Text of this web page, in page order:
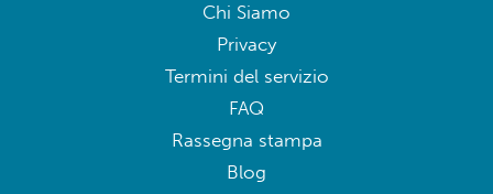
Chi Siamo
Privacy
Termini del servizio
FAQ
Rassegna stampa
Blog